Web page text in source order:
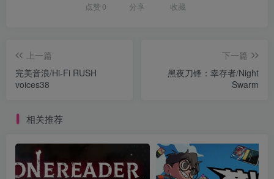
点赞 0 分享 收藏
上一篇
完美音浪/Hi-Fi RUSH
voices38
下一篇
黑夜刀锋：幸存者/Night
Swarm
相关推荐